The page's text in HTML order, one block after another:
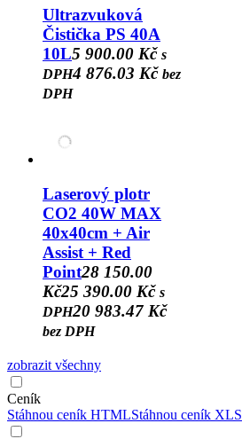
Ultrazvuková
Čistička PS 40A
10L5 900.00 Kč s
DPH4 876.03 Kč bez
DPH
Laserový plotr
CO2 40W MAX
40x40cm + Air
Assist + Red
Point28 150.00
Kč25 390.00 Kč s
DPH20 983.47 Kč
bez DPH
zobrazit všechny
Ceník
Stáhnou ceník HTMLStáhnou ceník XLS